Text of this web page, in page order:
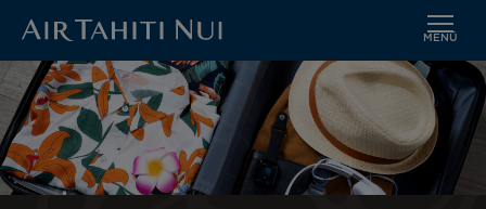
Hauptinhalt
wechseln
MENÜ